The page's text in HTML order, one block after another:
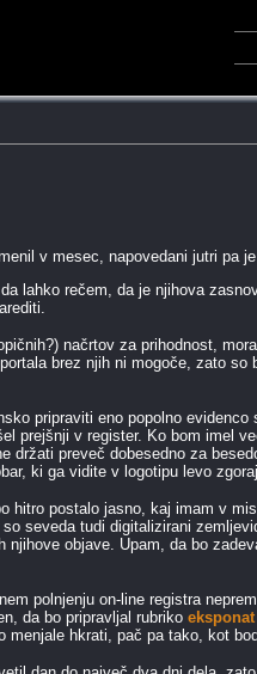
v mesec, napovedani jutri pa
lahko rečem, da je njihova
načrtov za prihodnost,
brez njih ni mogoče, zato
pripraviti eno popolno
prejšnji v register. Ko bom imel
držati preveč dobesedno za
ki ga vidite v logotipu levo
hitro postalo jasno, kaj imam v
seveda tudi digitalizirani
njihove objave. Upam, da bo
polnjenju on-line registra
da bo pripravljal rubriko
menjale hkrati, pač pa tako, kot